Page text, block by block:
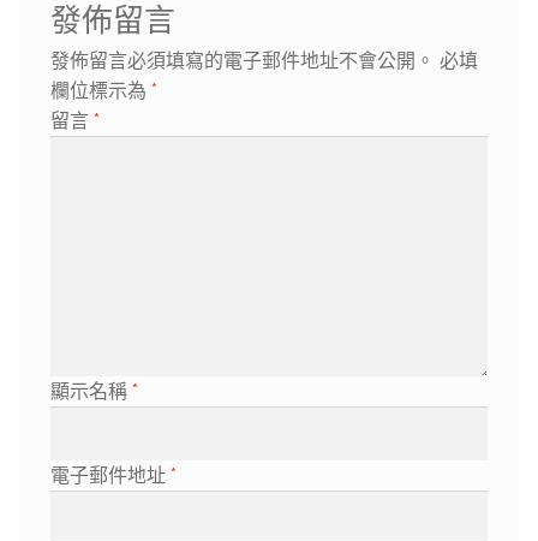
發佈留言
發佈留言必須填寫的電子郵件地址不會公開。 必填
欄位標示為 *
留言 *
顯示名稱 *
電子郵件地址 *